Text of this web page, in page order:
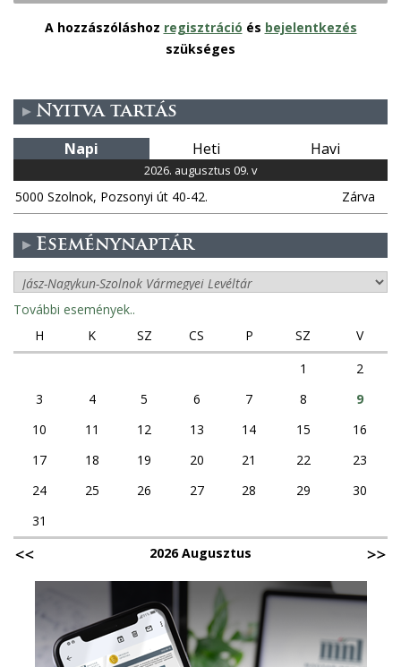
A hozzászóláshoz regisztráció és bejelentkezés
szükséges
Nyitva tartás
Napi Heti Havi
2026. augusztus 09. v
5000 Szolnok, Pozsonyi út 40-42. Zárva
Eseménynaptár
További események..
H
K SZ CS P SZ
V
1
2
3
4 5 6 7 8
9
10
11 12 13 14 15
16
17
18 19 20 21 22
23
24
25 26 27 28 29
30
31
2026 Augusztus